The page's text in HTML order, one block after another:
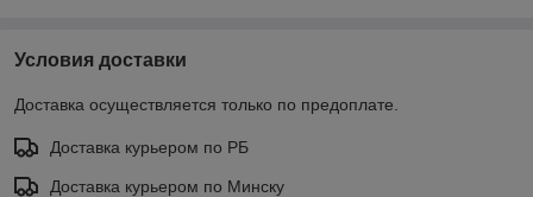
Условия доставки
Доставка осуществляется только по предоплате.
Доставка курьером по РБ
Доставка курьером по Минску